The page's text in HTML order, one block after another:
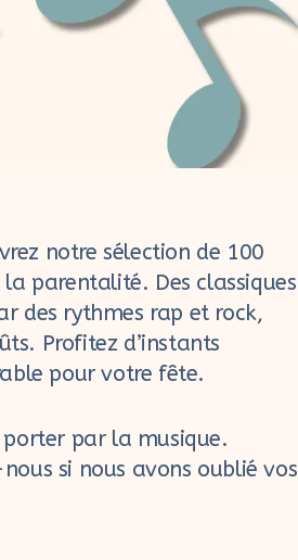
notre sélection de 100
parentalité. Des classiques
des rythmes rap et rock,
Profitez d’instants
pour votre fête.
porter par la musique.
si nous avons oublié vos